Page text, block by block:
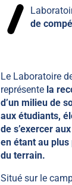
de
Le Laboratoire
représente la
d’un milieu de
aux étudiants,
de s’exercer
en étant au
du terrain.
Situé sur le